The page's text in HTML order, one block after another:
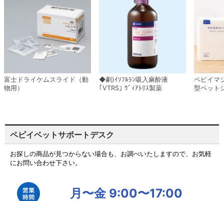
富士ドライケムスライド（動
物用）
◆劇)ｲｿﾌﾙﾗﾝ吸入麻酔液
｢VTRS｣ ｳﾞｨｱﾄﾘｽ製薬
ペピイマ
型ペット
ペピイベットサポートデスク
お探しの商品が見つからない場合も、お調べいたしますので、お気軽
にお問い合わせ下さい。
月〜金 9:00〜17:00